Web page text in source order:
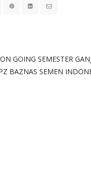
GOING SEMESTER
BAZNAS SEMEN